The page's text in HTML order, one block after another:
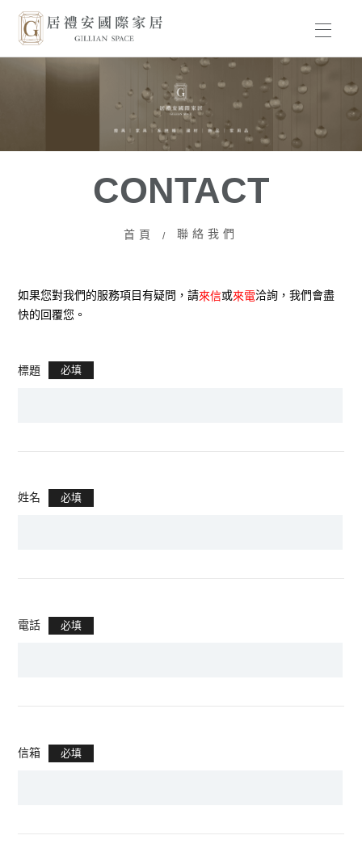
HOME
BRAND
PRODUCT
WORKS
ABOUT US
NEWS
前往購物
CONTACT
首頁 聯絡我們
如果您對我們的服務項目有疑問，請來信或來電洽詢，我們會盡
快的回覆您。
標題 必填
姓名 必填
電話 必填
信箱 必填